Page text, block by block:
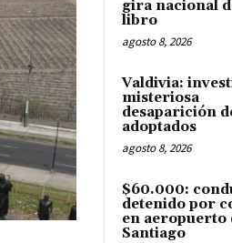
gira nacional
libro
agosto 8, 2026
Valdivia:
misteriosa
desaparición
adoptados
agosto 8, 2026
$60.000:
detenido por
en aeropuerto
Santiago